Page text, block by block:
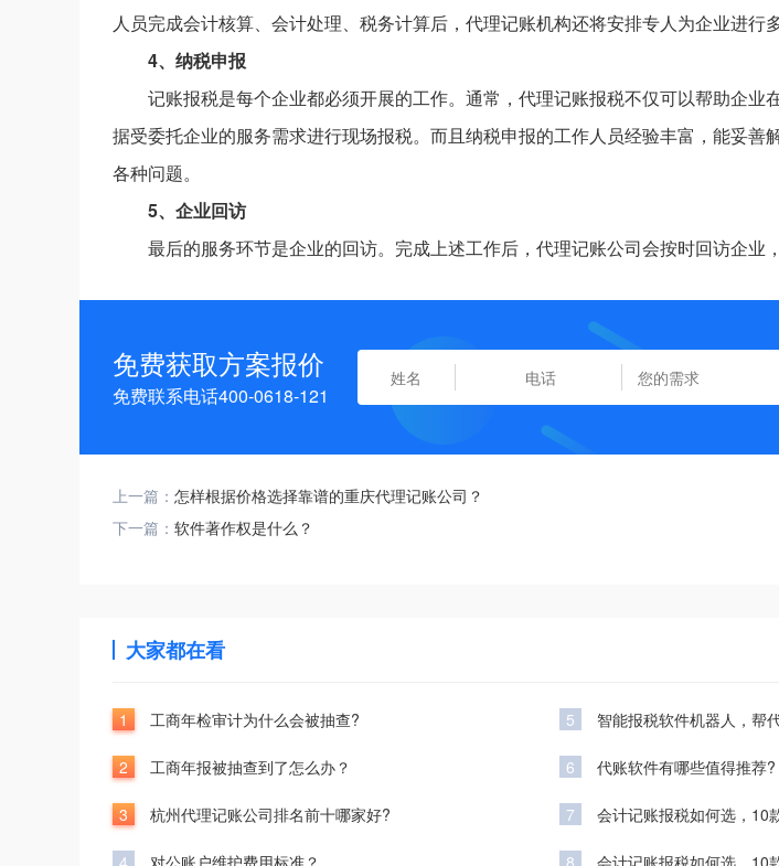
人员完成会计核算、会计处理、税务计算后，代理记账机构还将安排专人为企业进行
4、纳税申报
记账报税是每个企业都必须开展的工作。通常，代理记账报税不仅可以帮助企业
据受委托企业的服务需求进行现场报税。而且纳税申报的工作人员经验丰富，能妥善
各种问题。
5、企业回访
最后的服务环节是企业的回访。完成上述工作后，代理记账公司会按时回访企业
免费获取方案报价
免费联系电话400-0618-121
上一篇： 怎样根据价格选择靠谱的重庆代理记账公司？
下一篇： 软件著作权是什么？
大家都在看
1 工商年检审计为什么会被抽查?
2 工商年报被抽查到了怎么办？
3 杭州代理记账公司排名前十哪家好?
4 对公账户维护费用标准？
5 智能报税软件机器人，帮
6 代账软件有哪些值得推荐?
7 会计记账报税如何选，10
8 会计记账报税如何选，10